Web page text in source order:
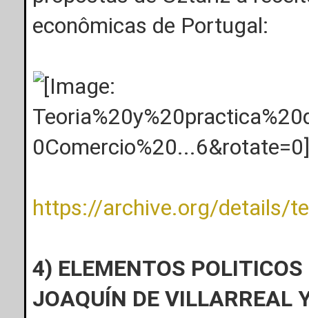
econômicas de Portugal:
https://archive.org/details/
4) ELEMENTOS
JOAQUÍN DE VILLARREAL